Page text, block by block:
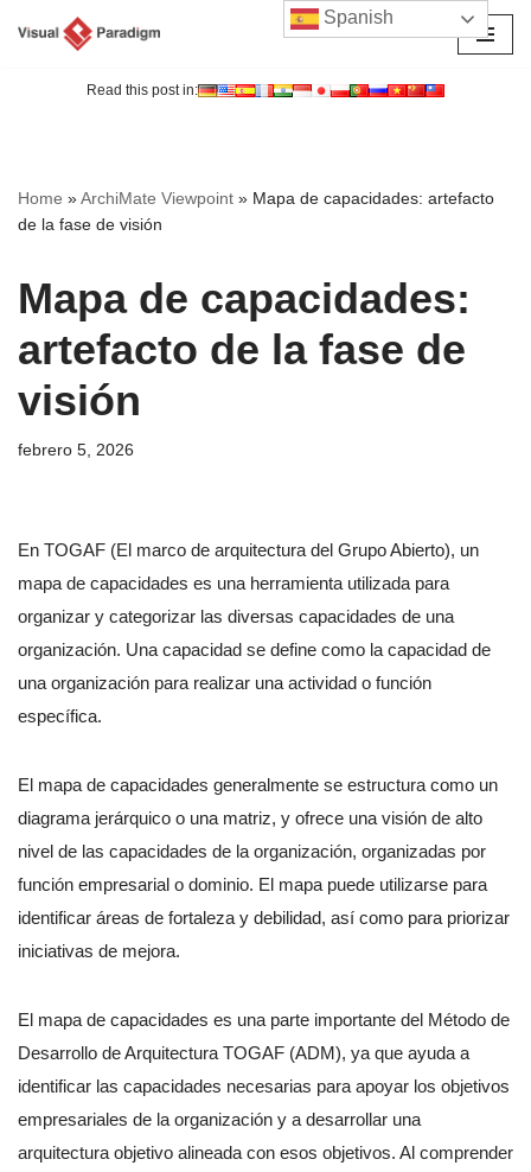
Read this post in:
Home »ArchiMate Viewpoint » Mapa de capacidades: artefacto
de la fase de visión
Mapa de capacidades:
artefacto de la fase de
visión
febrero 5, 2026
En TOGAF (El marco de arquitectura del Grupo Abierto), un
mapa de capacidades es una herramienta utilizada para
organizar y categorizar las diversas capacidades de una
organización. Una capacidad se define como la capacidad de
una organización para realizar una actividad o función
específica.
El mapa de capacidades generalmente se estructura como un
diagrama jerárquico o una matriz, y ofrece una visión de alto
nivel de las capacidades de la organización, organizadas por
función empresarial o dominio. El mapa puede utilizarse para
identificar áreas de fortaleza y debilidad, así como para priorizar
iniciativas de mejora.
El mapa de capacidades es una parte importante del Método de
Desarrollo de Arquitectura TOGAF (ADM), ya que ayuda a
identificar las capacidades necesarias para apoyar los objetivos
empresariales de la organización y a desarrollar una
arquitectura objetivo alineada con esos objetivos. Al comprender
Spanish